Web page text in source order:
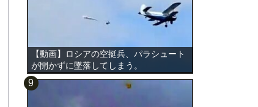
【動画】ロシアの空挺兵、パラシュート
が開かずに墜落してしまう。